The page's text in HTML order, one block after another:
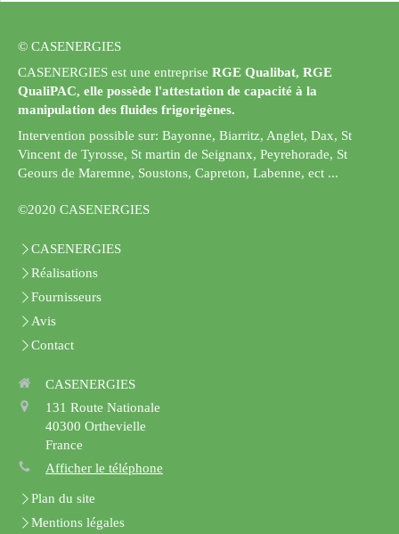
© CASENERGIES
CASENERGIES est une entreprise RGE Qualibat, RGE
QualiPAC, elle possède l'attestation de capacité à la
manipulation des fluides frigorigènes.
Intervention possible sur: Bayonne, Biarritz, Anglet, Dax, St
Vincent de Tyrosse, St martin de Seignanx, Peyrehorade, St
Geours de Maremne, Soustons, Capreton, Labenne, ect ...
©2020 CASENERGIES
CASENERGIES
Réalisations
Fournisseurs
Avis
Contact
CASENERGIES
131 Route Nationale
40300 Orthevielle
France
Afficher le téléphone
Plan du site
Mentions légales